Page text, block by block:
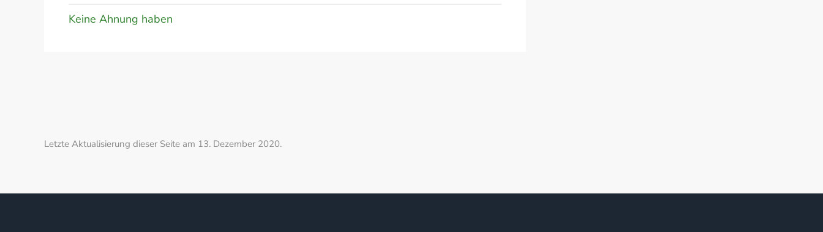
Keine Ahnung haben
Letzte Aktualisierung dieser Seite am 13. Dezember 2020.